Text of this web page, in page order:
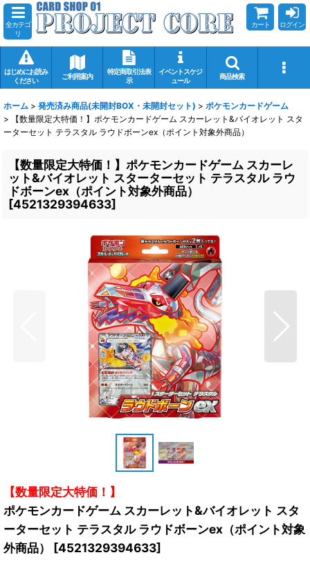
全カテゴ
リ
カート ログイン
はじめにお読み
ください
ご利用案内
特定商取引法表
示
イベントスケジ
ュール
商品検索
ホーム > 発売済み商品(未開封BOX・未開封セット) > ポケモンカードゲーム
>
【数量限定大特価！】ポケモンカードゲーム スカーレット&バイオレット スタ
ーターセット テラスタル ラウドボーンex（ポイント対象外商品）
【数量限定大特価！】ポケモンカードゲーム スカーレ
ット&バイオレット スターターセット テラスタル ラウ
ドボーンex（ポイント対象外商品）
[4521329394633]
【数量限定大特価！】
ポケモンカードゲーム スカーレット&バイオレット スタ
ーターセット テラスタル ラウドボーンex（ポイント対象
外商品）
[4521329394633]